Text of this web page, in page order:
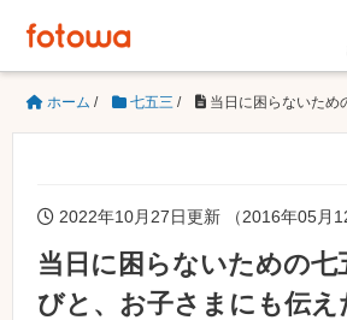
ホーム / 七五三 / 当日に困らないため
2022年10月27日更新 （2016年05月
当日に困らないための七
びと、お子さまにも伝え